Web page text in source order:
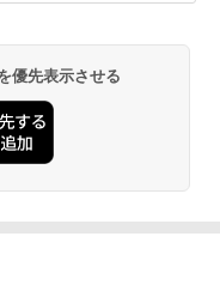
優先表示させる